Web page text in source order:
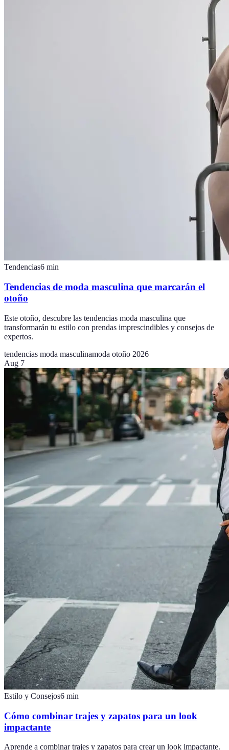
Tendencias6 min
Tendencias de moda masculina que marcarán el
otoño
Este otoño, descubre las tendencias moda masculina que
transformarán tu estilo con prendas imprescindibles y consejos de
expertos.
tendencias moda masculinamoda otoño 2026
Aug 7
Estilo y Consejos6 min
Cómo combinar trajes y zapatos para un look
impactante
Aprende a combinar trajes y zapatos para crear un look impactante.